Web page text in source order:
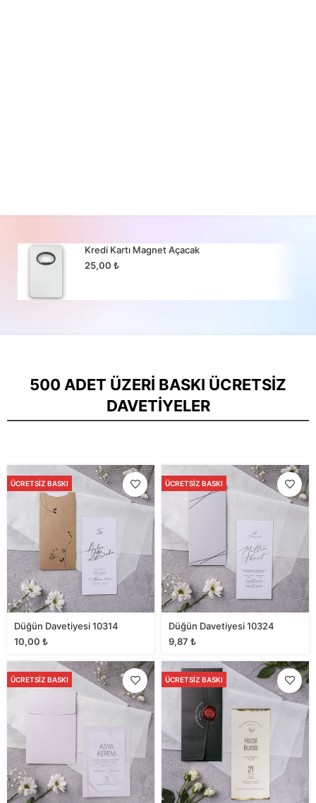
Kredi Kartı Magnet Açacak
25,00₺
500 ADET ÜZERI BASKI ÜCRETSIZ
DAVETIYELER
ÜCRETSIZ BASKI
Düğün Davetiyesi 10314
10,00 ₺
ÜCRETSIZ BASKI
Düğün Davetiyesi 10324
9,87 ₺
ÜCRETSIZ BASKI ÜCRETSIZ BASKI